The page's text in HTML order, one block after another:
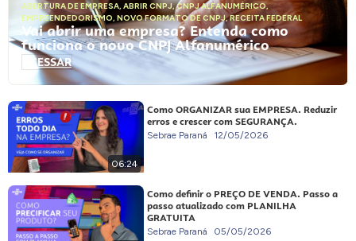
ABERTURA DE EMPRESA, ABRIR CNPJ,CNPJ ALFANUMÉRICO,
EMPREENDEDORISMO, NOVO FORMATO DE CNPJ,RECEITA FEDERAL
Vai abrir uma empresa? Entenda como
funciona o novo CNPJ Alfanumérico
ACESSAR
06:24
Como ORGANIZAR sua EMPRESA. Reduzir
erros e crescer com SEGURANÇA.
Sebrae Paraná 12/05/2026
Como definir o PREÇO DE VENDA. Passo a
passo atualizado com PLANILHA
GRATUITA
Sebrae Paraná 05/05/2026